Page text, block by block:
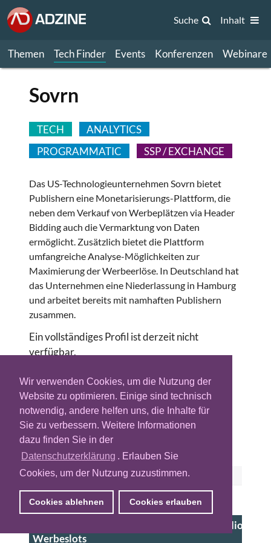
Wir verwenden Cookies, um die Nutzung der
Website zu optimieren. Einige sind technisch
notwendig, andere helfen uns, die Inhalte für
Sie zu verbessern. Weitere Informationen
dazu finden Sie in der
Datenschutzerklärung . Erlauben Sie
Cookies, um der Nutzung zuzustimmen.
Cookies ablehnen Cookies erlauben
Themen Tech Finder Events Konferenzen Webinare
Suche Inhalt
Sovrn
TECH
ANALYTICS
PROGRAMMATIC
SSP / EXCHANGE
Das US-Technologieunternehmen Sovrn bietet
Publishern eine Monetarisierungs-Plattform, die
neben dem Verkauf von Werbeplätzen via Header
Bidding auch die Vermarktung von Daten
ermöglicht. Zusätzlich bietet die Plattform
umfangreiche Analyse-Möglichkeiten zur
Maximierung der Werbeerlöse. In Deutschland hat
das Unternehmen eine Niederlassung in Hamburg
und arbeitet bereits mit namhaften Publishern
zusammen.
Ein vollständiges Profil ist derzeit nicht
verfügbar.
Mehr Infos:
ADZINE-Content-Partnerschaft
mit TECH FINDER - Eintrag ( PDF Deutsch
PDF English )
Kontakt: Techfinder@adzine.de
ÄHNLICHE ANBIETER
PARTNER
aireal - Supply-Side-Plattform (SSP) für Audio-
Werbeslots